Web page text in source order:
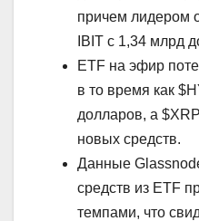
причем лидером
IBIT с 1,34 млрд
ETF на эфир
в то время как
долларов, а
новых средств.
Данные
средств из ETF
темпами, что